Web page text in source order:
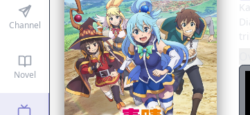
Channel
Novel